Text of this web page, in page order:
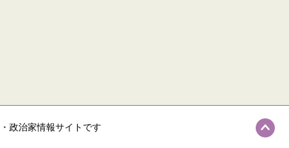
政治家情報サイトです